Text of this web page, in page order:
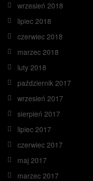
wrzesień 2018
lipiec 2018
czerwiec 2018
marzec 2018
luty 2018
październik 2017
wrzesień 2017
sierpień 2017
lipiec 2017
czerwiec 2017
maj 2017
marzec 2017